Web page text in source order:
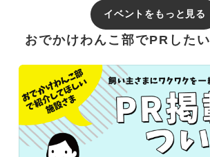
イベントをもっと見る
おでかけわんこ部でPRしたい